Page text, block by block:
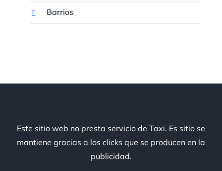
Barrios
Este sitio web no presta servicio de Taxi. Es sitio se
mantiene gracias a los clicks que se producen en la
publicidad.